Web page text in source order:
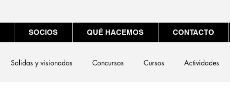
Salidas y visionados Concursos Cursos Actividades
SOCIOS QUÉ HACEMOS CONTACTO